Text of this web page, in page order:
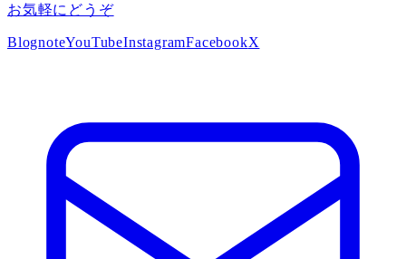
お気軽にどうぞ
BlognoteYouTubeInstagramFacebookX